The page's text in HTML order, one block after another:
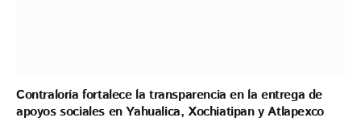
Contraloría fortalece la transparencia en la entrega de
apoyos sociales en Yahualica, Xochiatipan y Atlapexco